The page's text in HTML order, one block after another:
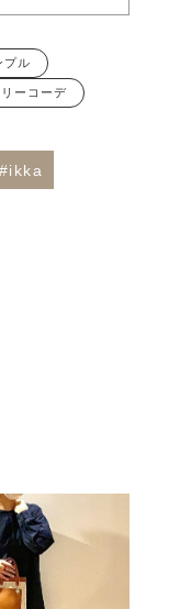
プル
ーコーデ
#ikka